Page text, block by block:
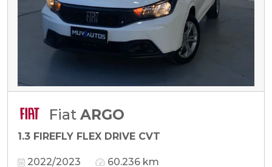
Fiat ARGO
1.3 FIREFLY FLEX DRIVE CVT
2022/2023 60.236 km